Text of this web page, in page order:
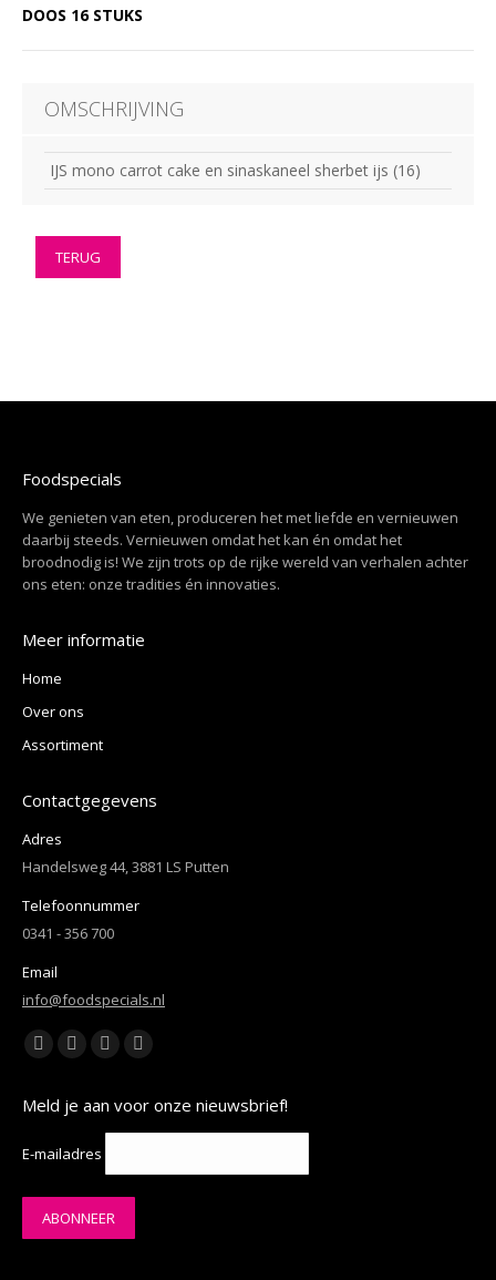
DOOS 16 STUKS
OMSCHRIJVING
IJS mono carrot cake en sinaskaneel sherbet ijs (16)
TERUG
Foodspecials
We genieten van eten, produceren het met liefde en vernieuwen
daarbij steeds. Vernieuwen omdat het kan én omdat het
broodnodig is! We zijn trots op de rijke wereld van verhalen achter
ons eten: onze tradities én innovaties.
Meer informatie
Home
Over ons
Assortiment
Contactgegevens
Adres
Handelsweg 44, 3881 LS Putten
Telefoonnummer
0341 - 356 700
Email
info@foodspecials.nl
Vind ons op:
Facebook
opens
window
YouTube
opens
in
window
Linkedin
opens
new
window
Instagram
opens
new
Meld je aan voor onze nieuwsbrief!
E-mailadres